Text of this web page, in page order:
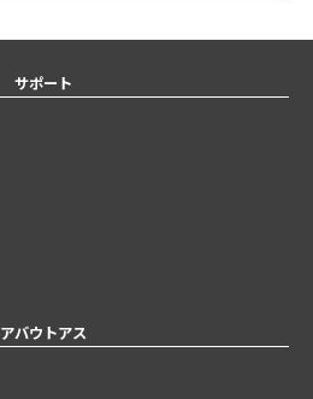
サポート
アバウトアス